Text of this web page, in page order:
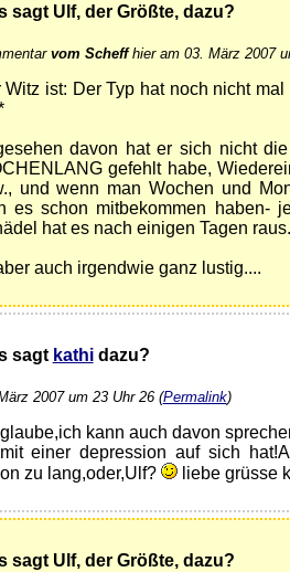
sagt Ulf, der Größte, dazu?
vom Scheffhier am 03. März 2007
Witz ist: Der Typ hat noch nicht
davon hat er sich nicht
gefehlt habe,
und wenn man Wochen und
es schon mitbekommen haben-
hat es nach einigen Tagen raus.
auch irgendwie ganz lustig....
sagt kathidazu?
2007 um 23 Uhr 26 (Permalink)
kann auch davon
einer depression auf sich
zu lang,oder,Ulf?
liebe grüsse
sagt Ulf, der Größte, dazu?